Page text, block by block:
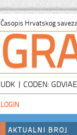
Časopis Hrvatskog
UDK | CODEN:
LOGIN
AKTUALNI BROJ